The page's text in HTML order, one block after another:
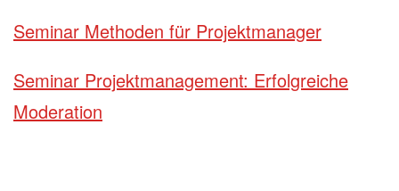
Seminar Methoden für Projektmanager
Seminar Projektmanagement: Erfolgreiche
Moderation